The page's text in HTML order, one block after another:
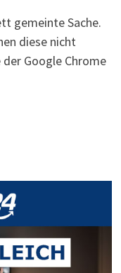
gemeinte Sache.
diese nicht
Google Chrome